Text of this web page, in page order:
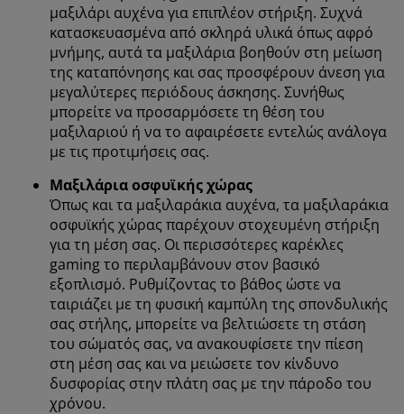
μαξιλάρι αυχένα για επιπλέον στήριξη. Συχνά
κατασκευασμένα από σκληρά υλικά όπως αφρό
μνήμης, αυτά τα μαξιλάρια βοηθούν στη μείωση
της καταπόνησης και σας προσφέρουν άνεση για
μεγαλύτερες περιόδους άσκησης. Συνήθως
μπορείτε να προσαρμόσετε τη θέση του
μαξιλαριού ή να το αφαιρέσετε εντελώς ανάλογα
με τις προτιμήσεις σας.
Μαξιλάρια οσφυϊκής χώρας
Όπως και τα μαξιλαράκια αυχένα, τα μαξιλαράκια
οσφυϊκής χώρας παρέχουν στοχευμένη στήριξη
για τη μέση σας. Οι περισσότερες καρέκλες
gaming το περιλαμβάνουν στον βασικό
εξοπλισμό. Ρυθμίζοντας το βάθος ώστε να
ταιριάζει με τη φυσική καμπύλη της σπονδυλικής
σας στήλης, μπορείτε να βελτιώσετε τη στάση
του σώματός σας, να ανακουφίσετε την πίεση
στη μέση σας και να μειώσετε τον κίνδυνο
δυσφορίας στην πλάτη σας με την πάροδο του
χρόνου.